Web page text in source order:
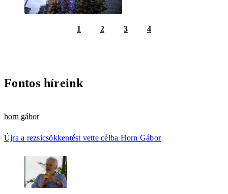
1 2 3 4
Fontos híreink
horn gábor
Újra a rezsicsökkentést vette célba Horn Gábor